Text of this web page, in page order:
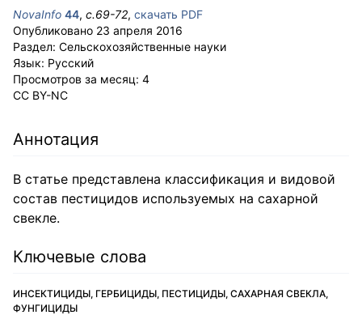
NovaInfo 44, с.69-72, скачать PDF
Опубликовано 23 апреля 2016
Раздел: Сельскохозяйственные науки
Язык: Русский
Просмотров за месяц: 4
CC BY-NC
Аннотация
В статье представлена классификация и видовой
состав пестицидов используемых на сахарной
свекле.
Ключевые слова
ИНСЕКТИЦИДЫ, ГЕРБИЦИДЫ, ПЕСТИЦИДЫ, САХАРНАЯ СВЕКЛА,
ФУНГИЦИДЫ